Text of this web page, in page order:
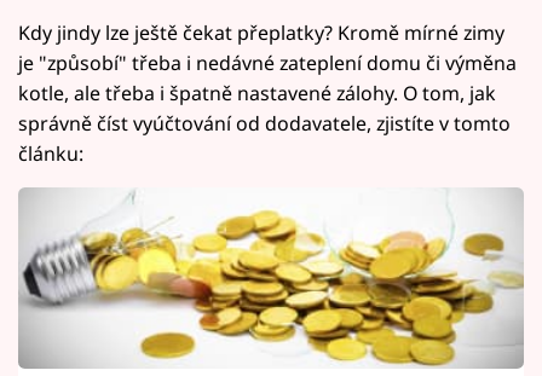
Kdy jindy lze ještě čekat přeplatky? Kromě mírné zimy
je "způsobí" třeba i nedávné zateplení domu či výměna
kotle, ale třeba i špatně nastavené zálohy. O tom, jak
správně číst vyúčtování od dodavatele, zjistíte v tomto
článku: